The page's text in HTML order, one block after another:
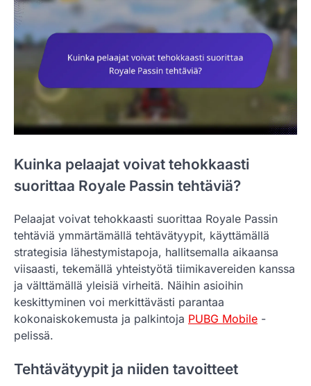
Kuinka pelaajat voivat tehokkaasti
suorittaa Royale Passin tehtäviä?
Pelaajat voivat tehokkaasti suorittaa Royale Passin
tehtäviä ymmärtämällä tehtävätyypit, käyttämällä
strategisia lähestymistapoja, hallitsemalla aikaansa
viisaasti, tekemällä yhteistyötä tiimikavereiden kanssa
ja välttämällä yleisiä virheitä. Näihin asioihin
keskittyminen voi merkittävästi parantaa
kokonaiskokemusta ja palkintoja PUBG Mobile -
pelissä.
Tehtävätyypit ja niiden tavoitteet